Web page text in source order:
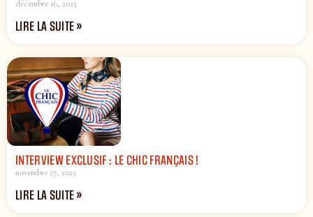
décembre 16, 2025
LIRE LA SUITE »
INTERVIEW EXCLUSIF : LE CHIC FRANÇAIS !
novembre 27, 2025
LIRE LA SUITE »